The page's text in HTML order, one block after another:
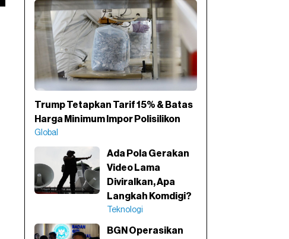
Trump Tetapkan Tarif 15% & Batas
Harga Minimum Impor Polisilikon
Global
Ada Pola Gerakan
Video Lama
Diviralkan, Apa
Langkah Komdigi?
Teknologi
BGN Operasikan